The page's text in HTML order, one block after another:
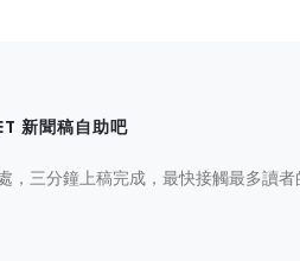
新聞稿自助吧
，三分鐘上稿完成，最快接觸最多讀者